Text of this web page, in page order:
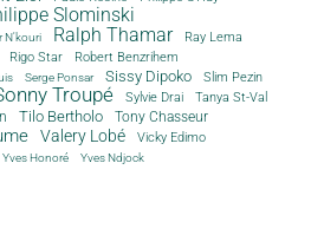
Slominski
N'kouri Ralph Thamar
Ray Lema
Rigo Star Robert Benzrihem
Serge Ponsar Sissy Dipoko Slim Pezin
Troupé Sylvie Drai Tanya St-Val
Tilo Bertholo Tony Chasseur
Valery Lobé Vicky Edimo
Yves Honoré Yves Ndjock